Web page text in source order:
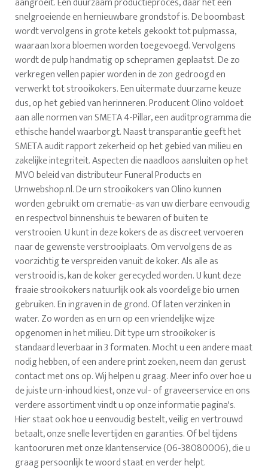
snelgroeiende en hernieuwbare grondstof is. De boombast
wordt vervolgens in grote ketels gekookt tot pulpmassa,
waaraan Ixora bloemen worden toegevoegd. Vervolgens
wordt de pulp handmatig op schepramen geplaatst. De zo
verkregen vellen papier worden in de zon gedroogd en
verwerkt tot strooikokers. Een uitermate duurzame keuze
dus, op het gebied van herinneren. Producent Olino voldoet
aan alle normen van SMETA 4-Pillar, een auditprogramma die
ethische handel waarborgt. Naast transparantie geeft het
SMETA audit rapport zekerheid op het gebied van milieu en
zakelijke integriteit. Aspecten die naadloos aansluiten op het
MVO beleid van distributeur Funeral Products en
Urnwebshop.nl. De urn strooikokers van Olino kunnen
worden gebruikt om crematie-as van uw dierbare eenvoudig
en respectvol binnenshuis te bewaren of buiten te
verstrooien. U kunt in deze kokers de as discreet vervoeren
naar de gewenste verstrooiplaats. Om vervolgens de as
voorzichtig te verspreiden vanuit de koker. Als alle as
verstrooid is, kan de koker gerecycled worden. U kunt deze
fraaie strooikokers natuurlijk ook als voordelige bio urnen
gebruiken. En ingraven in de grond. Of laten verzinken in
water. Zo worden as en urn op een vriendelijke wijze
opgenomen in het milieu. Dit type urn strooikoker is
standaard leverbaar in 3 formaten. Mocht u een andere maat
nodig hebben, of een andere print zoeken, neem dan gerust
contact met ons op. Wij helpen u graag. Meer info over hoe u
de juiste urn-inhoud kiest, onze vul- of graveerservice en ons
verdere assortiment vindt u op onze informatie pagina's.
Hier staat ook hoe u eenvoudig bestelt, veilig en vertrouwd
betaalt, onze snelle levertijden en garanties. Of bel tijdens
kantooruren met onze klantenservice (06-38080006), die u
graag persoonlijk te woord staat en verder helpt.